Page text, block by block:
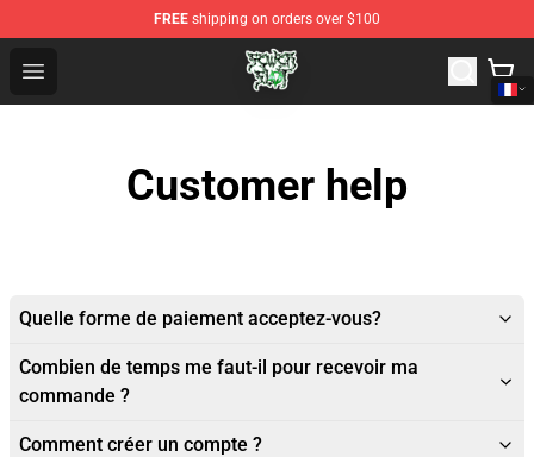
FREE shipping on orders over $100
Open menu
Sewerslvt Store - Official Sewerslvt Merchandise Shop
Customer help
Quelle forme de paiement acceptez-vous?
Combien de temps me faut-il pour recevoir ma
commande ?
Comment créer un compte ?